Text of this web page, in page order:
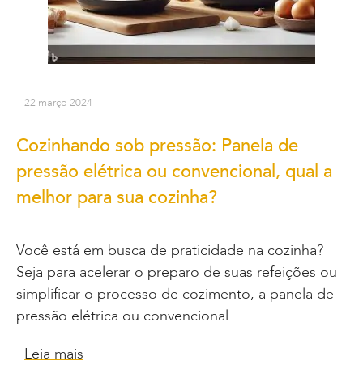
22 março 2024
Cozinhando sob pressão: Panela de
pressão elétrica ou convencional, qual a
melhor para sua cozinha?
Você está em busca de praticidade na cozinha?
Seja para acelerar o preparo de suas refeições ou
simplificar o processo de cozimento, a panela de
pressão elétrica ou convencional…
Leia mais